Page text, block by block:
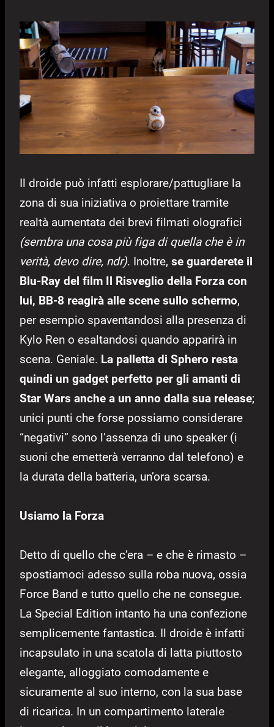
Il droide può infatti esplorare/pattugliare la
zona di sua iniziativa o proiettare tramite
realtà aumentata dei brevi filmati olografici
(sembra una cosa più figa di quella che è in
verità, devo dire, ndr). Inoltre, se guarderete il
Blu-Ray del film Il Risveglio della Forza con
lui, BB-8 reagirà alle scene sullo schermo,
per esempio spaventandosi alla presenza di
Kylo Ren o esaltandosi quando apparirà in
scena. Geniale. La palletta di Sphero resta
quindi un gadget perfetto per gli amanti di
Star Wars anche a un anno dalla sua release;
unici punti che forse possiamo considerare
“negativi” sono l’assenza di uno speaker (i
suoni che emetterà verranno dal telefono) e
la durata della batteria, un’ora scarsa.
Usiamo la Forza
Detto di quello che c’era – e che è rimasto –
spostiamoci adesso sulla roba nuova, ossia
Force Band e tutto quello che ne consegue.
La Special Edition intanto ha una confezione
semplicemente fantastica. Il droide è infatti
incapsulato in una scatola di latta piuttosto
elegante, alloggiato comodamente e
sicuramente al suo interno, con la sua base
di ricarica. In un compartimento laterale